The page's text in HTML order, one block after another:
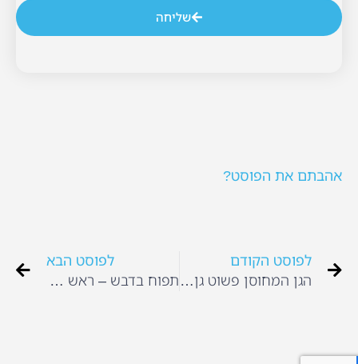
שליחה
אהבתם את הפוסט?
לפוסט הקודם
הגן המחוסן פשוט גן בתוכנית הבוקר בוקר אור ערוץ 12
לפוסט הבא
תפוח בדבש – ראש השנה